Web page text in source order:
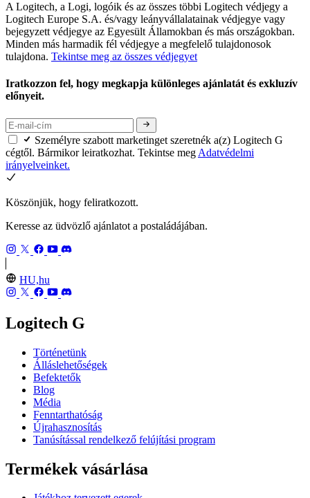
A Logitech, a Logi, logóik és az összes többi Logitech védjegy a
Logitech Europe S.A. és/vagy leányvállalatainak védjegye vagy
bejegyzett védjegye az Egyesült Államokban és más országokban.
Minden más harmadik fél védjegye a megfelelő tulajdonosok
tulajdona. Tekintse meg az összes védjegyet
Iratkozzon fel, hogy megkapja különleges ajánlatát és exkluzív
előnyeit.
Személyre szabott marketinget szeretnék a(z) Logitech G
cégtől. Bármikor leiratkozhat. Tekintse meg Adatvédelmi
irányelveinket.
Köszönjük, hogy feliratkozott.
Keresse az üdvözlő ajánlatot a postaládájában.
HU,hu
Logitech G
Történetünk
Álláslehetőségek
Befektetők
Blog
Média
Fenntarthatóság
Újrahasznosítás
Tanúsítással rendelkező felújítási program
Termékek vásárlása